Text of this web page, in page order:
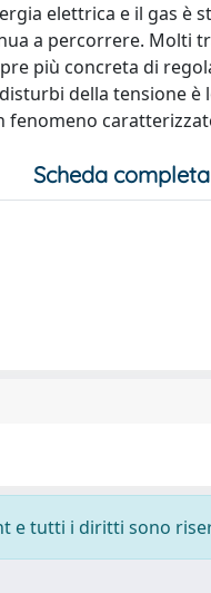
elettrica e il gas
a percorrere. Molti
più concreta di
della tensione
Scheda
e tutti i diritti sono